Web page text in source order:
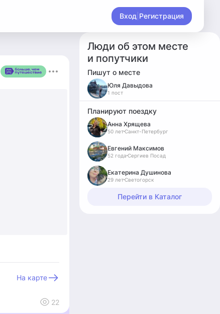
Вход Регистрация
На карте
22
Люди об этом месте
и попутчики
Пишут о месте
Юля Давыдова
1 пост
Планируют поездку
Анна Хрящева
50 летСанкт-Петербург
Евгений Максимов
52 года Сергиев Посад
Екатерина Душинова
29 летСветогорск
Перейти в Каталог